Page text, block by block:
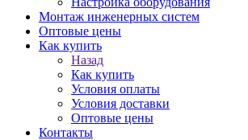
Монтаж инженерных систем
Оптовые цены
Как купить
Назад
Как купить
Условия оплаты
Условия доставки
Оптовые цены
Контакты